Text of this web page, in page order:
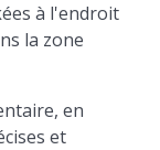
à l'endroit
la zone
en
et